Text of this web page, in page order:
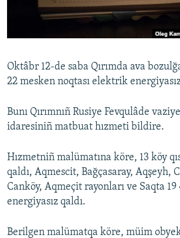
Русский
Українською
QOŞULIÑIZ!
RFE/RS bütün saytları
Oktâbr 12-de saba Qırımda ava
22 mesken noqtası elektrik
Bunı Qırımnıñ Rusiye Fevqulâde
idaresiniñ matbuat hızmeti bildire.
Hızmetniñ malümatına köre, 13 köy
qaldı, Aqmescit, Bağçasaray, Aqşeyh,
Canköy, Aqmeçit rayonları ve Saqta
energiyasız qaldı.
Berilgen malümatqa köre, müim